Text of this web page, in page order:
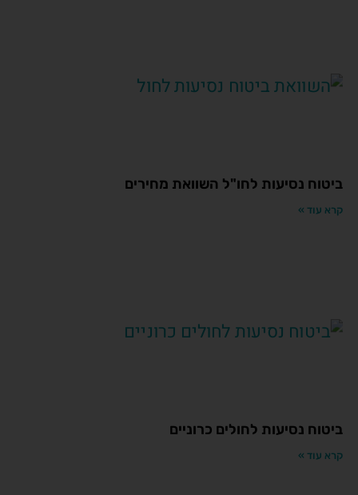
ביטוח נסיעות לחו"ל השוואת מחירים
קרא עוד »
ביטוח נסיעות לחולים כרוניים
קרא עוד »